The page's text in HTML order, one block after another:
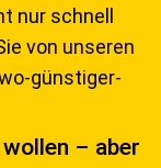
nur schnell
von unseren
günstiger-
– aber